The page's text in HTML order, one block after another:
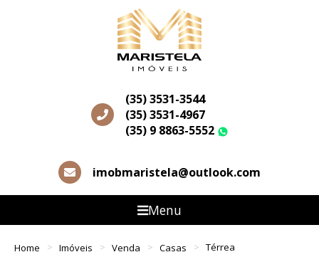
(35) 3531-3544
(35) 3531-4967
(35) 9 8863-5552
imobmaristela@outlook.com
Menu
Home Imóveis Venda Casas Térrea